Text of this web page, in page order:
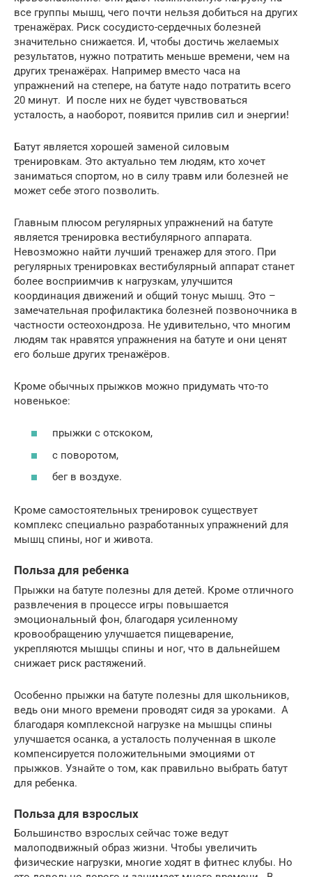
все группы мышц, чего почти нельзя добиться на других
тренажёрах. Риск сосудисто-сердечных болезней
значительно снижается. И, чтобы достичь желаемых
результатов, нужно потратить меньше времени, чем на
других тренажёрах. Например вместо часа на
упражнений на степере, на батуте надо потратить всего
20 минут. И после них не будет чувствоваться
усталость, а наоборот, появится прилив сил и энергии!
Батут является хорошей заменой силовым
тренировкам. Это актуально тем людям, кто хочет
заниматься спортом, но в силу травм или болезней не
может себе этого позволить.
Главным плюсом регулярных упражнений на батуте
является тренировка вестибулярного аппарата.
Невозможно найти лучший тренажер для этого. При
регулярных тренировках вестибулярный аппарат станет
более восприимчив к нагрузкам, улучшится
координация движений и общий тонус мышц. Это –
замечательная профилактика болезней позвоночника в
частности остеохондроза. Не удивительно, что многим
людям так нравятся упражнения на батуте и они ценят
его больше других тренажёров.
Кроме обычных прыжков можно придумать что-то
новенькое:
прыжки с отскоком,
с поворотом,
бег в воздухе.
Кроме самостоятельных тренировок существует
комплекс специально разработанных упражнений для
мышц спины, ног и живота.
Польза для ребенка
Прыжки на батуте полезны для детей. Кроме отличного
развлечения в процессе игры повышается
эмоциональный фон, благодаря усиленному
кровообращению улучшается пищеварение,
укрепляются мышцы спины и ног, что в дальнейшем
снижает риск растяжений.
Особенно прыжки на батуте полезны для школьников,
ведь они много времени проводят сидя за уроками. А
благодаря комплексной нагрузке на мышцы спины
улучшается осанка, а усталость полученная в школе
компенсируется положительными эмоциями от
прыжков. Узнайте о том, как правильно выбрать батут
для ребенка.
Польза для взрослых
Большинство взрослых сейчас тоже ведут
малоподвижный образ жизни. Чтобы увеличить
физические нагрузки, многие ходят в фитнес клубы. Но